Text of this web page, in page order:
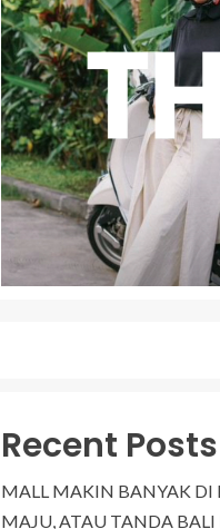
Recent Posts
MALL MAKIN BANYAK DI
MAJU, ATAU TANDA